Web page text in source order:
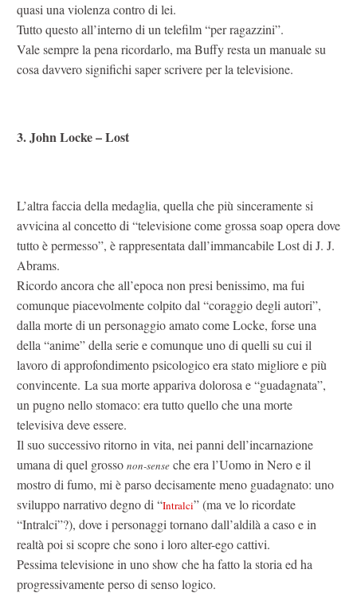
quasi una violenza contro di lei.
Tutto questo all’interno di un telefilm “per ragazzini”.
Vale sempre la pena ricordarlo, ma Buffy resta un manuale su
cosa davvero significhi saper scrivere per la televisione.
3. John Locke – Lost
L’altra faccia della medaglia, quella che più sinceramente si
avvicina al concetto di “televisione come grossa soap opera dove
tutto è permesso”, è rappresentata dall’immancabile Lost di J. J.
Abrams.
Ricordo ancora che all’epoca non presi benissimo, ma fui
comunque piacevolmente colpito dal “coraggio degli autori”,
dalla morte di un personaggio amato come Locke, forse una
della “anime” della serie e comunque uno di quelli su cui il
lavoro di approfondimento psicologico era stato migliore e più
convincente. La sua morte appariva dolorosa e “guadagnata”,
un pugno nello stomaco: era tutto quello che una morte
televisiva deve essere.
Il suo successivo ritorno in vita, nei panni dell’incarnazione
umana di quel grosso non-sense che era l’Uomo in Nero e il
mostro di fumo, mi è parso decisamente meno guadagnato: uno
sviluppo narrativo degno di “Intralci” (ma ve lo ricordate
“Intralci”?), dove i personaggi tornano dall’aldilà a caso e in
realtà poi si scopre che sono i loro alter-ego cattivi.
Pessima televisione in uno show che ha fatto la storia ed ha
progressivamente perso di senso logico.